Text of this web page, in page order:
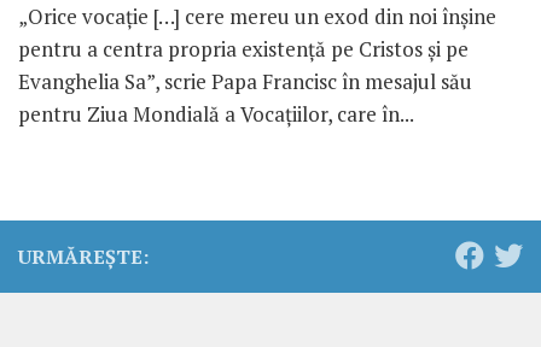
„Orice vocaţie […] cere mereu un exod din noi înşine
pentru a centra propria existenţă pe Cristos şi pe
Evanghelia Sa”, scrie Papa Francisc în mesajul său
pentru Ziua Mondială a Vocaţiilor, care în...
URMĂREȘTE: